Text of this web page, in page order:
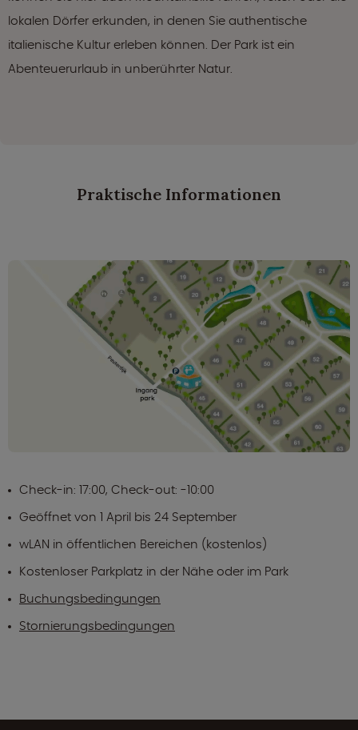
lokalen Dörfer erkunden, in denen Sie authentische
italienische Kultur erleben können. Der Park ist ein
Abenteuerurlaub in unberührter Natur.
Praktische Informationen
Check-in: 17:00, Check-out: -10:00
Geöffnet von 1 April bis 24 September
wLAN in öffentlichen Bereichen (kostenlos)
Kostenloser Parkplatz in der Nähe oder im Park
Buchungsbedingungen
Stornierungsbedingungen